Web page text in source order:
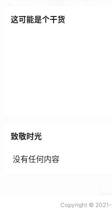
这可能是个干货
致敬时光
没有任何内容
Copyright © 2021-